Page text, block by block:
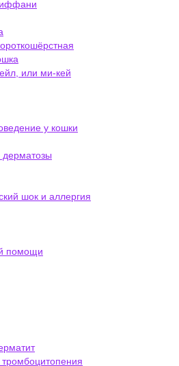
или ми-кей
у кошки
дерматозы
шок и аллергия
помощи